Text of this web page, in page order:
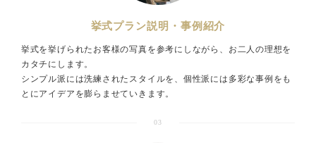
挙式プラン説明・事例紹介
挙式を挙げられたお客様の写真を参考にしながら、お二人の理想を
カタチにします。
シンプル派には洗練されたスタイルを、個性派には多彩な事例をも
とにアイデアを膨らませていきます。
03